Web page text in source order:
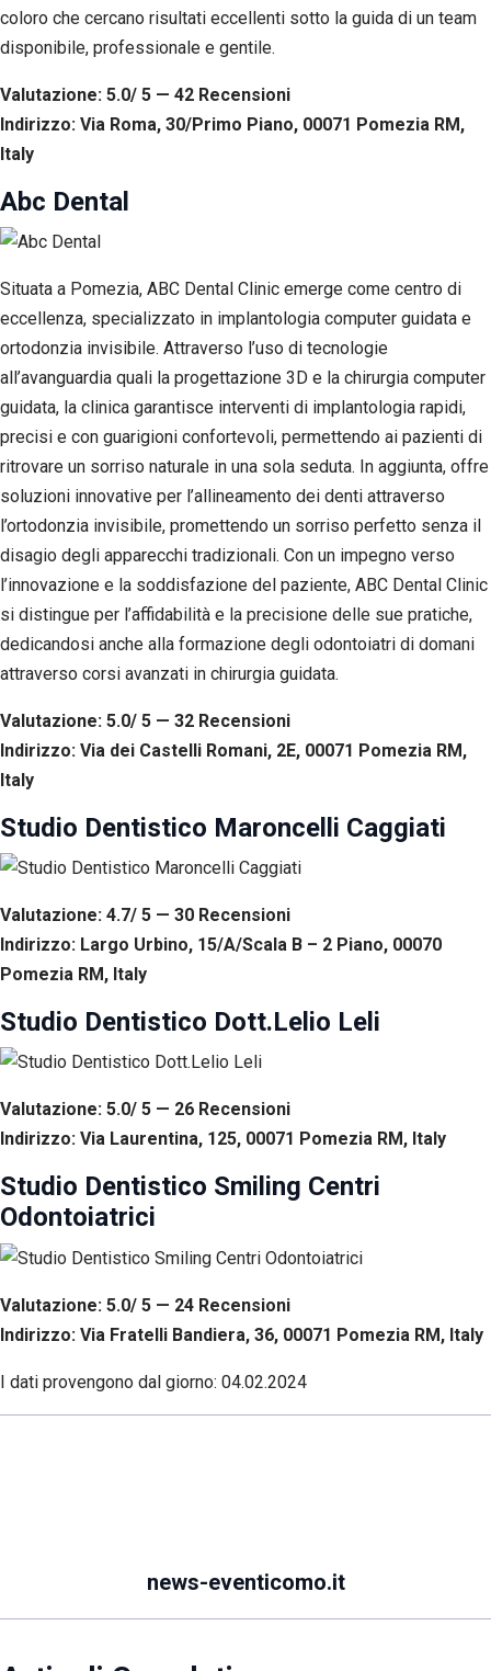
coloro che cercano risultati eccellenti sotto la guida di un team
disponibile, professionale e gentile.
Valutazione: 5.0/ 5 — 42 Recensioni
Indirizzo: Via Roma, 30/Primo Piano, 00071 Pomezia RM,
Italy
Abc Dental
Situata a Pomezia, ABC Dental Clinic emerge come centro di
eccellenza, specializzato in implantologia computer guidata e
ortodonzia invisibile. Attraverso l’uso di tecnologie
all’avanguardia quali la progettazione 3D e la chirurgia computer
guidata, la clinica garantisce interventi di implantologia rapidi,
precisi e con guarigioni confortevoli, permettendo ai pazienti di
ritrovare un sorriso naturale in una sola seduta. In aggiunta, offre
soluzioni innovative per l’allineamento dei denti attraverso
l’ortodonzia invisibile, promettendo un sorriso perfetto senza il
disagio degli apparecchi tradizionali. Con un impegno verso
l’innovazione e la soddisfazione del paziente, ABC Dental Clinic
si distingue per l’affidabilità e la precisione delle sue pratiche,
dedicandosi anche alla formazione degli odontoiatri di domani
attraverso corsi avanzati in chirurgia guidata.
Valutazione: 5.0/ 5 — 32 Recensioni
Indirizzo: Via dei Castelli Romani, 2E, 00071 Pomezia RM,
Italy
Studio Dentistico Maroncelli Caggiati
Valutazione: 4.7/ 5 — 30 Recensioni
Indirizzo: Largo Urbino, 15/A/Scala B – 2 Piano, 00070
Pomezia RM, Italy
Studio Dentistico Dott.Lelio Leli
Valutazione: 5.0/ 5 — 26 Recensioni
Indirizzo: Via Laurentina, 125, 00071 Pomezia RM, Italy
Studio Dentistico Smiling Centri
Odontoiatrici
Valutazione: 5.0/ 5 — 24 Recensioni
Indirizzo: Via Fratelli Bandiera, 36, 00071 Pomezia RM, Italy
I dati provengono dal giorno: 04.02.2024
news-eventicomo.it